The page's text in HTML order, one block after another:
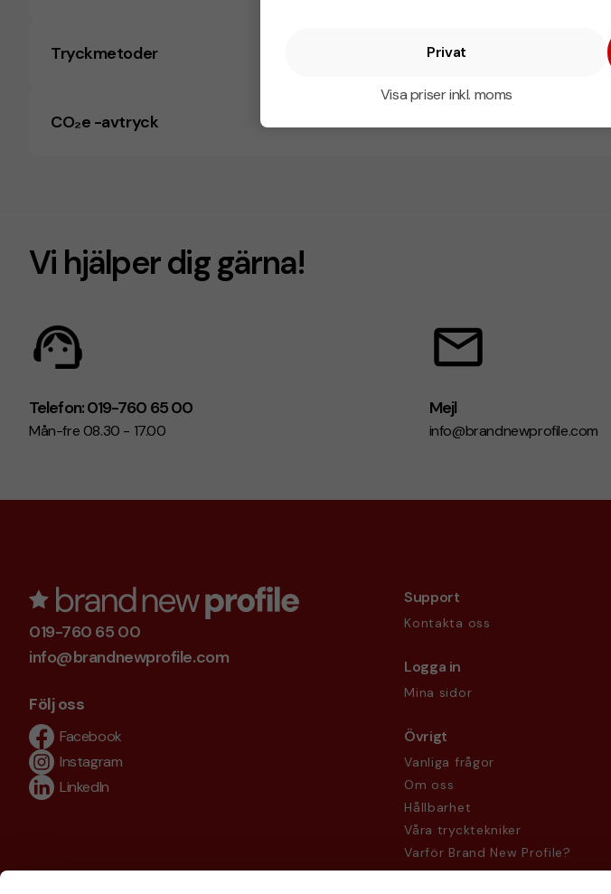
Privat
Visa priser inkl. moms
Tryckmetoder
CO₂e -avtryck
Vi hjälper dig gärna!
Telefon: 019-760 65 00
Mån-fre 08.30 - 17.00
Mejl
info@brandnewprofile.com
019-760 65 00
info@brandnewprofile.com
Följ oss
Facebook
Instagram
LinkedIn
Support
Kontakta oss
Logga in
Mina sidor
Övrigt
Vanliga frågor
Om oss
Hållbarhet
Våra trycktekniker
Varför Brand New Profile?
Köpvillkor